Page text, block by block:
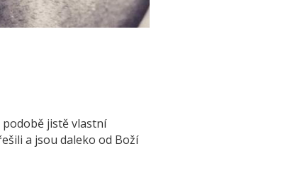
jistě vlastní
a jsou daleko od Boží